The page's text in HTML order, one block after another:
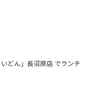
いどん」長沼原店 でランチ